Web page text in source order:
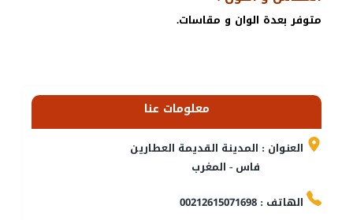
متوفر بعدة الوان و مقاسات.
معلومات عنا
العنوان : المدينة القديمة العطارين
فاس - المغرب
الهاتف : 00212615071698